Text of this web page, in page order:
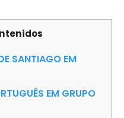
SANTIAGO EM
EM GRUPO